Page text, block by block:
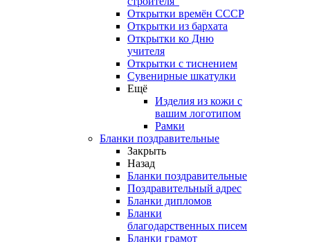
Открытки времён СССР
Открытки из бархата
Открытки ко Дню
учителя
Открытки с тиснением
Сувенирные шкатулки
Ещё
Изделия из кожи с
вашим логотипом
Рамки
Бланки поздравительные
Закрыть
Назад
Бланки поздравительные
Поздравительный адрес
Бланки дипломов
Бланки
благодарственных писем
Бланки грамот